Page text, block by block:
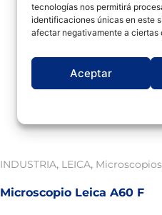
tecnologías nos permitirá
identificaciones únicas en este
afectar negativamente a
Aceptar
INDUSTRIA, LEICA,
Microscopio Leica A60 F